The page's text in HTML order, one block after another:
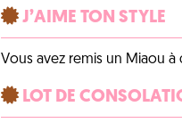
J’AIME TON STYLE
Vous avez remis un Miaou
LOT DE